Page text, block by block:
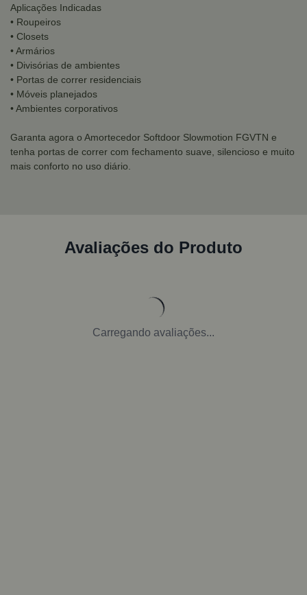
Aplicações Indicadas
• Roupeiros
• Closets
• Armários
• Divisórias de ambientes
• Portas de correr residenciais
• Móveis planejados
• Ambientes corporativos
Garanta agora o Amortecedor Softdoor Slowmotion FGVTN e
tenha portas de correr com fechamento suave, silencioso e muito
mais conforto no uso diário.
Avaliações do Produto
Carregando avaliações...